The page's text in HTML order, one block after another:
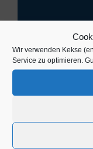
Wir verwenden Kekse
Service zu optimieren.
Hr. Philipp M.
Konstruktive
Reflexion der
Im
Atmosphäre,
werden. Diese
einem